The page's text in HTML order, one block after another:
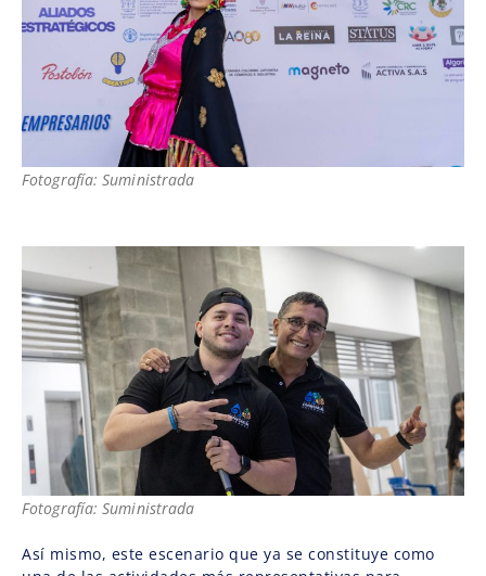
Fotografía: Suministrada
Fotografía: Suministrada
Así mismo, este escenario que ya se constituye como